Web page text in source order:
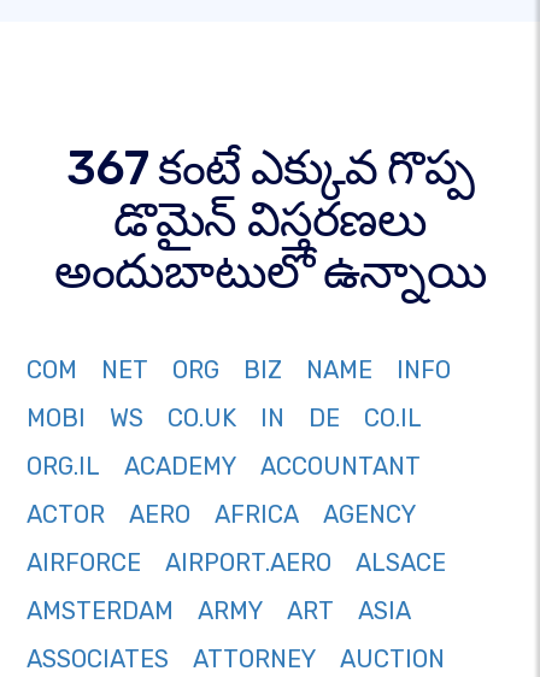
367 కంటే ఎక్కువ గొప్ప
డొమైన్ విస్తరణలు
అందుబాటులో ఉన్నాయి
COM NET ORG BIZ NAME
INFO
MOBI
WS CO.UK IN DE
CO.IL
ORG.IL
ACADEMY
ACCOUNTANT
ACTOR
AERO AFRICA
AGENCY
AIRFORCE
AIRPORT.AERO
ALSACE
AMSTERDAM
ARMY ART
ASIA
ASSOCIATES
ATTORNEY
AUCTION